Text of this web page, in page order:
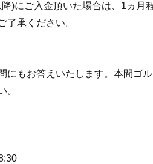
)にご入金頂いた場合は、1ヵ月
了承ください。
にもお答えいたします。本間ゴ
。